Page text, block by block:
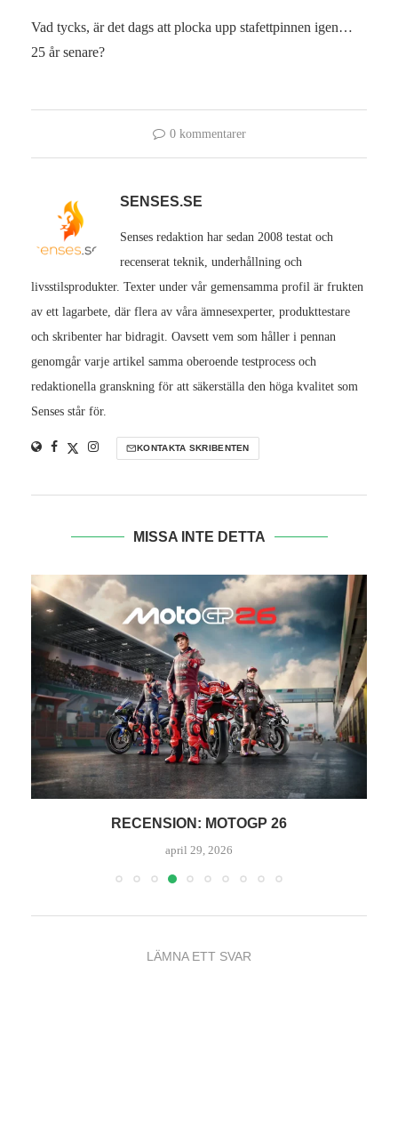
Vad tycks, är det dags att plocka upp stafettpinnen igen…
25 år senare?
0 kommentarer
SENSES.SE
Senses redaktion har sedan 2008 testat och
recenserat teknik, underhållning och
livsstilsprodukter. Texter under vår gemensamma profil är frukten
av ett lagarbete, där flera av våra ämnesexperter, produkttestare
och skribenter har bidragit. Oavsett vem som håller i pennan
genomgår varje artikel samma oberoende testprocess och
redaktionella granskning för att säkerställa den höga kvalitet som
Senses står för.
KONTAKTA SKRIBENTEN
MISSA INTE DETTA
RECENSION: MOTOGP 26
april 29, 2026
LÄMNA ETT SVAR